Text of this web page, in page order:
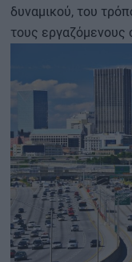
δυναμικού, του
τους εργαζόμενους